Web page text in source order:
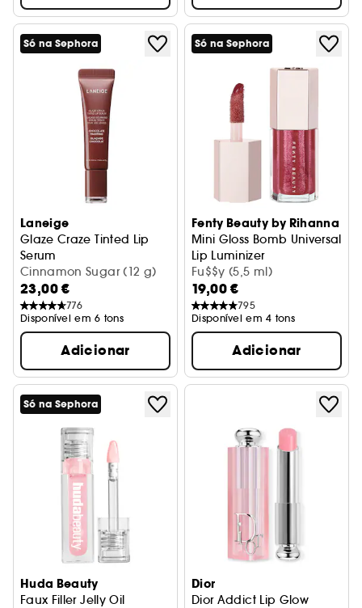
Só na Sephora
Laneige
Glaze Craze Tinted Lip
Serum
Sérum com cor para os lábios
Cinnamon Sugar (12 g)
23,00 €
776
Disponível em 6 tons
Adicionar
Só na Sephora
Fenty Beauty by Rihanna
Mini Gloss Bomb Universal
Lip Luminizer
Gloss labial com manteiga
Fu$$y (5,5 ml)
19,00 €
795
Disponível em 4 tons
Adicionar
Só na Sephora
Huda Beauty
Faux Filler Jelly Oil
Dior
Dior Addict Lip Glow